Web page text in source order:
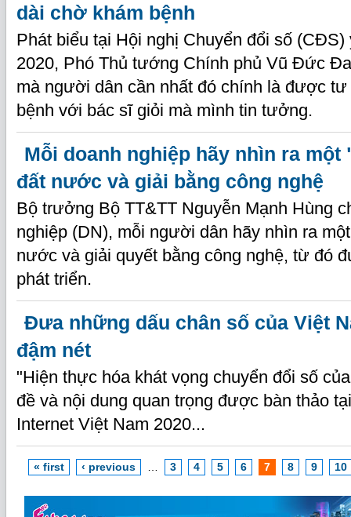
dài chờ khám bệnh
Phát biểu tại Hội nghị Chuyển đổi số (CĐS)
2020, Phó Thủ tướng Chính phủ Vũ Đức
mà người dân cần nhất đó chính là được
bệnh với bác sĩ giỏi mà mình tin tưởng.
Mỗi doanh nghiệp hãy nhìn ra một
đất nước và giải bằng công nghệ
Bộ trưởng Bộ TT&TT Nguyễn Mạnh Hùng
nghiệp (DN), mỗi người dân hãy nhìn ra
nước và giải quyết bằng công nghệ, từ đó
phát triển.
Đưa những dấu chân số của Việt
đậm nét
"Hiện thực hóa khát vọng chuyển đổi số
đề và nội dung quan trọng được bàn thảo
Internet Việt Nam 2020...
« first ‹ previous 3 4 5 6 7 8 9 10